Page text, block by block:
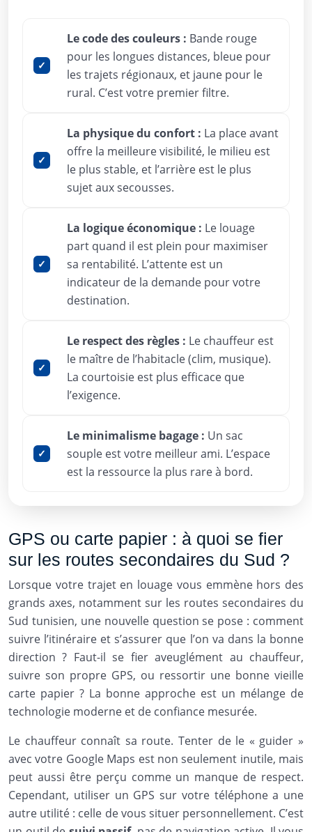
Le code des couleurs : Bande rouge
pour les longues distances, bleue pour
les trajets régionaux, et jaune pour le
rural. C’est votre premier filtre.
La physique du confort : La place avant
offre la meilleure visibilité, le milieu est
le plus stable, et l’arrière est le plus
sujet aux secousses.
La logique économique : Le louage
part quand il est plein pour maximiser
sa rentabilité. L’attente est un
indicateur de la demande pour votre
destination.
Le respect des règles : Le chauffeur est
le maître de l’habitacle (clim, musique).
La courtoisie est plus efficace que
l’exigence.
Le minimalisme bagage : Un sac
souple est votre meilleur ami. L’espace
est la ressource la plus rare à bord.
GPS ou carte papier : à quoi se fier
sur les routes secondaires du Sud ?
Lorsque votre trajet en louage vous emmène hors des
grands axes, notamment sur les routes secondaires du
Sud tunisien, une nouvelle question se pose : comment
suivre l’itinéraire et s’assurer que l’on va dans la bonne
direction ? Faut-il se fier aveuglément au chauffeur,
suivre son propre GPS, ou ressortir une bonne vieille
carte papier ? La bonne approche est un mélange de
technologie moderne et de confiance mesurée.
Le chauffeur connaît sa route. Tenter de le « guider »
avec votre Google Maps est non seulement inutile, mais
peut aussi être perçu comme un manque de respect.
Cependant, utiliser un GPS sur votre téléphone a une
autre utilité : celle de vous situer personnellement. C’est